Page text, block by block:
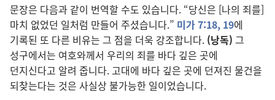
문장은 다음과 같이 번역할 수도 있습니다. “당신은 [나의 죄를]
마치 없었던 일처럼 만들어 주셨습니다.” 미가 7:18, 19에
기록된 또 다른 비유는 그 점을 더욱 강조합니다. (낭독) 그
성구에서는 여호와께서 우리의 죄를 바다 깊은 곳에
던지신다고 알려 줍니다. 고대에 바다 깊은 곳에 던져진 물건을
되찾는다는 것은 사실상 불가능한 일이었습니다.